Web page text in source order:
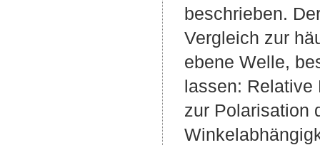
beschrieben.
Vergleich zur
ebene Welle,
lassen: Relative
zur Polarisation